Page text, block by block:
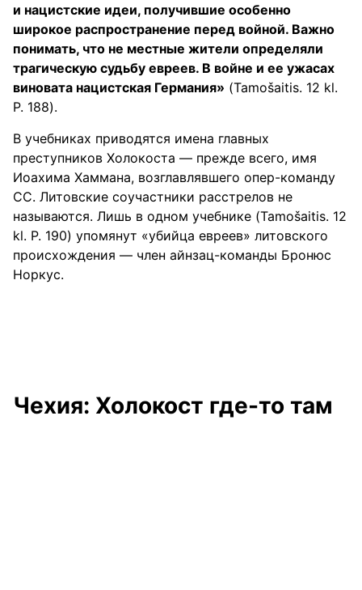
и нацистские идеи, получившие особенно
широкое распространение перед войной. Важно
понимать, что не местные жители определяли
трагическую судьбу евреев. В войне и ее ужасах
виновата нацистская Германия» (Tamošaitis. 12 kl.
P. 188).
В учебниках приводятся имена главных
преступников Холокоста — прежде всего, имя
Иоахима Хаммана, возглавлявшего опер-команду
СС. Литовские соучастники расстрелов не
называются. Лишь в одном учебнике (Tamošaitis. 12
kl. P. 190) упомянут «убийца евреев» литовского
происхождения — член айнзац-команды Бронюс
Норкус.
Чехия: Холокост где-то там